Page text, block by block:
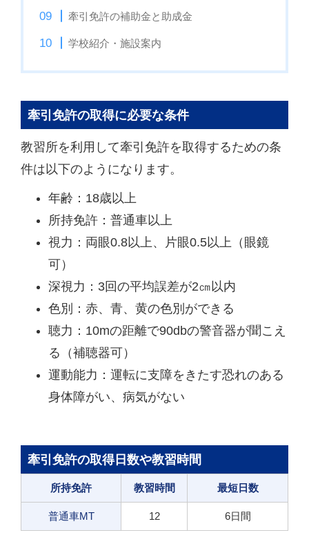
牽引免許の補助金と助成金
学校紹介・施設案内
牽引免許の取得に必要な条件
教習所を利用して牽引免許を取得するための条
件は以下のようになります。
年齢：18歳以上
所持免許：普通車以上
視力：両眼0.8以上、片眼0.5以上（眼鏡
可）
深視力：3回の平均誤差が2㎝以内
色別：赤、青、黄の色別ができる
聴力：10mの距離で90dbの警音器が聞こえ
る（補聴器可）
運動能力：運転に支障をきたす恐れのある
身体障がい、病気がない
牽引免許の取得日数や教習時間
所持免許 教習時間 最短日数
普通車MT 12 6日間